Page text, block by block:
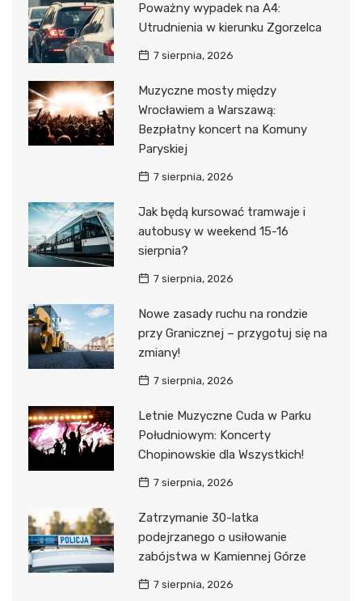
Poważny wypadek na A4:
Utrudnienia w kierunku Zgorzelca
7 sierpnia, 2026
Muzyczne mosty między
Wrocławiem a Warszawą:
Bezpłatny koncert na Komuny
Paryskiej
7 sierpnia, 2026
Jak będą kursować tramwaje i
autobusy w weekend 15-16
sierpnia?
7 sierpnia, 2026
Nowe zasady ruchu na rondzie
przy Granicznej – przygotuj się na
zmiany!
7 sierpnia, 2026
Letnie Muzyczne Cuda w Parku
Południowym: Koncerty
Chopinowskie dla Wszystkich!
7 sierpnia, 2026
Zatrzymanie 30-latka
podejrzanego o usiłowanie
zabójstwa w Kamiennej Górze
7 sierpnia, 2026